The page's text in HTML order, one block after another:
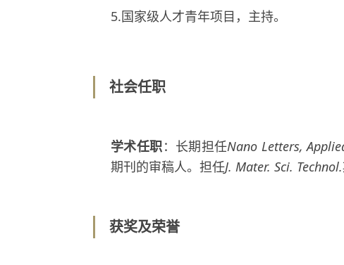
5.国家级人才青年项目，主持。
社会任职
学术任职：长期担任Nano Letters,
期刊的审稿人。担任J. Mater. Sci. Technol.
获奖及荣誉